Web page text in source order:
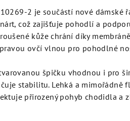
2 je součástí nové dámské
což zajišťuje pohodlí a
kůže chrání díky
ovčí vlnou pro pohodlné
špičku vhodnou i pro
stabilitu. Lehká a mimořádně
přirozený pohyb chodidla a